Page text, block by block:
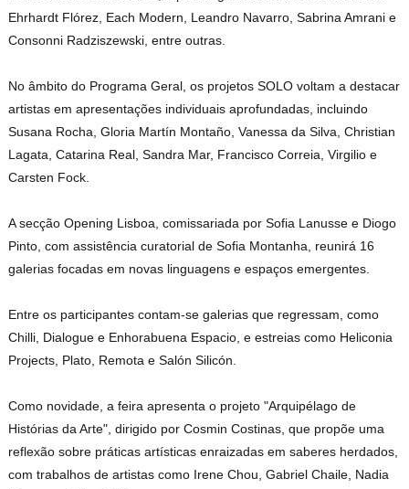
Ehrhardt Flórez, Each Modern, Leandro Navarro, Sabrina Amrani e
Consonni Radziszewski, entre outras.
No âmbito do Programa Geral, os projetos SOLO voltam a destacar
artistas em apresentações individuais aprofundadas, incluindo
Susana Rocha, Gloria Martín Montaño, Vanessa da Silva, Christian
Lagata, Catarina Real, Sandra Mar, Francisco Correia, Virgilio e
Carsten Fock.
A secção Opening Lisboa, comissariada por Sofia Lanusse e Diogo
Pinto, com assistência curatorial de Sofia Montanha, reunirá 16
galerias focadas em novas linguagens e espaços emergentes.
Entre os participantes contam-se galerias que regressam, como
Chilli, Dialogue e Enhorabuena Espacio, e estreias como Heliconia
Projects, Plato, Remota e Salón Silicón.
Como novidade, a feira apresenta o projeto "Arquipélago de
Histórias da Arte", dirigido por Cosmin Costinas, que propõe uma
reflexão sobre práticas artísticas enraizadas em saberes herdados,
com trabalhos de artistas como Irene Chou, Gabriel Chaile, Nadia